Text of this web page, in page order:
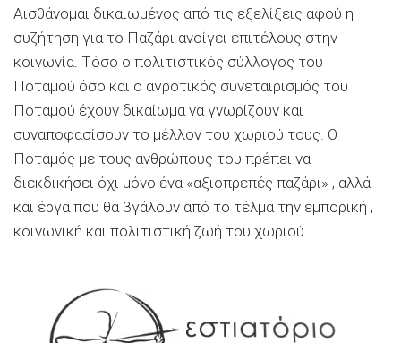
Αισθάνομαι δικαιωμένος από τις εξελίξεις αφού η
συζήτηση για το Παζάρι ανοίγει επιτέλους στην
κοινωνία. Τόσο ο πολιτιστικός σύλλογος του
Ποταμού όσο και ο αγροτικός συνεταιρισμός του
Ποταμού έχουν δικαίωμα να γνωρίζουν και
συναποφασίσουν το μέλλον του χωριού τους. Ο
Ποταμός με τους ανθρώπους του πρέπει να
διεκδικήσει όχι μόνο ένα «αξιοπρεπές παζάρι» , αλλά
και έργα που θα βγάλουν από το τέλμα την εμπορική ,
κοινωνική και πολιτιστική ζωή του χωριού.